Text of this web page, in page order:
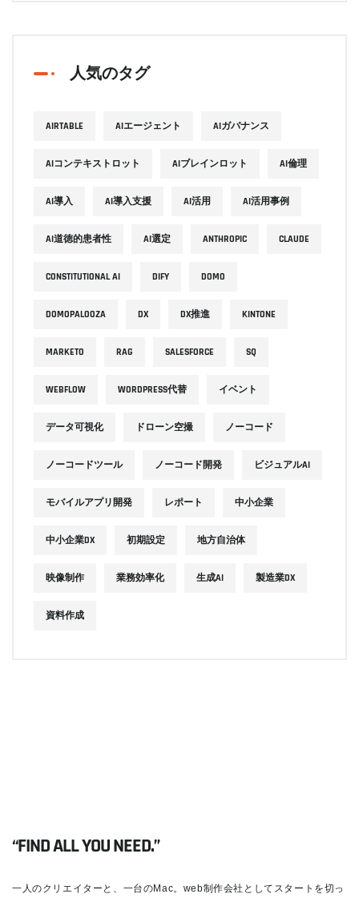
人気のタグ
AIRTABLE AIエージェント AIガバナンス
AIコンテキストロット AIブレインロット AI倫理
AI導入 AI導入支援 AI活用 AI活用事例
AI道徳的患者性 AI選定 ANTHROPIC CLAUDE
CONSTITUTIONAL AI DIFY DOMO
DOMOPALOOZA DX DX推進 KINTONE
MARKETO RAG SALESFORCE SQ
WEBFLOW WORDPRESS代替 イベント
データ可視化 ドローン空撮 ノーコード
ノーコードツール ノーコード開発 ビジュアルAI
モバイルアプリ開発 レポート 中小企業
中小企業DX 初期設定 地方自治体
映像制作 業務効率化 生成AI 製造業DX
資料作成
“FIND ALL YOU NEED.”
一人のクリエイターと、一台のMac。web制作会社としてスタートを切っ